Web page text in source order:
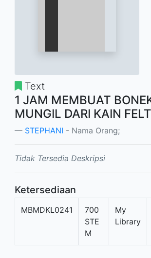
Text
1 JAM MEMBUAT
MUNGIL DARI KAIN FELT
STEPHANI - Nama Orang;
Tidak Tersedia Deskripsi
Ketersediaan
MBMDKL0241
700
STE
M
My
Library